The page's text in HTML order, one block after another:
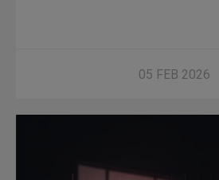
05 FEB 2026